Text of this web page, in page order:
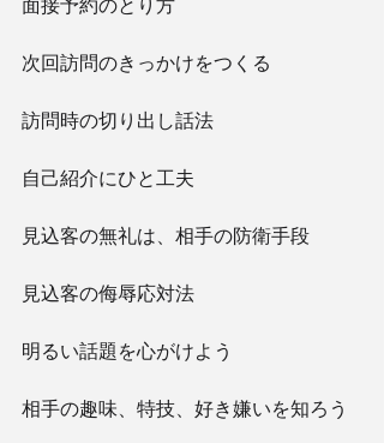
面接予約のとり方
次回訪問のきっかけをつくる
訪問時の切り出し話法
自己紹介にひと工夫
見込客の無礼は、相手の防衛手段
見込客の侮辱応対法
明るい話題を心がけよう
相手の趣味、特技、好き嫌いを知ろう